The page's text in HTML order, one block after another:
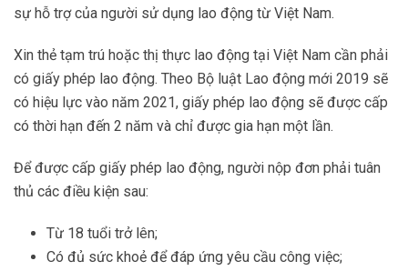
sự hỗ trợ của người sử dụng lao động từ Việt Nam.
Xin thẻ tạm trú hoặc thị thực lao động tại Việt Nam cần phải
có giấy phép lao động. Theo Bộ luật Lao động mới 2019 sẽ
có hiệu lực vào năm 2021, giấy phép lao động sẽ được cấp
có thời hạn đến 2 năm và chỉ được gia hạn một lần.
Để được cấp giấy phép lao động, người nộp đơn phải tuân
thủ các điều kiện sau:
Từ 18 tuổi trở lên;
Có đủ sức khoẻ để đáp ứng yêu cầu công việc;